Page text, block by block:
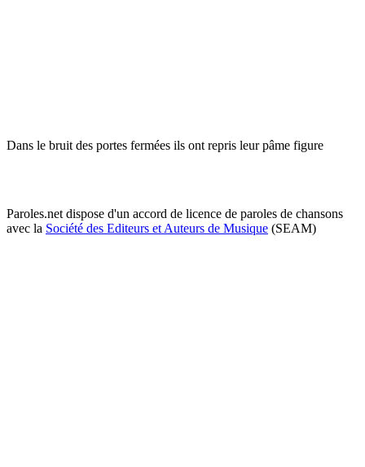
Dans le bruit des portes fermées ils ont repris leur pâme figure
Paroles.net dispose d'un accord de licence de paroles de chansons
avec la Société des Editeurs et Auteurs de Musique (SEAM)